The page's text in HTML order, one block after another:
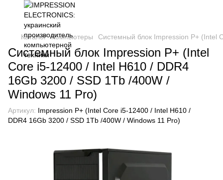
Каталог Компьютеры Системный блок Impression P+ (Intel
Системный блок Impression P+ (Intel
Core i5-12400 / Intel H610 / DDR4
16Gb 3200 / SSD 1Tb /400W /
Windows 11 Pro)
Артикул: Impression P+ (Intel Core i5-12400 / Intel H610 /
DDR4 16Gb 3200 / SSD 1Tb /400W / Windows 11 Pro)